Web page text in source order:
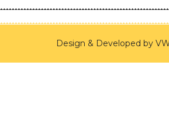
Design & Developed by